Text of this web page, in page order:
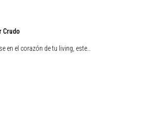
Crudo
en el corazón de tu living, este…